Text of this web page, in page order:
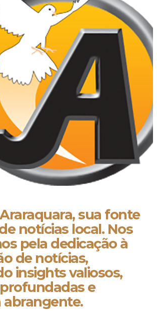
sua fonte
notícias local. Nos
pela dedicação à
de notícias,
insights valiosos,
e